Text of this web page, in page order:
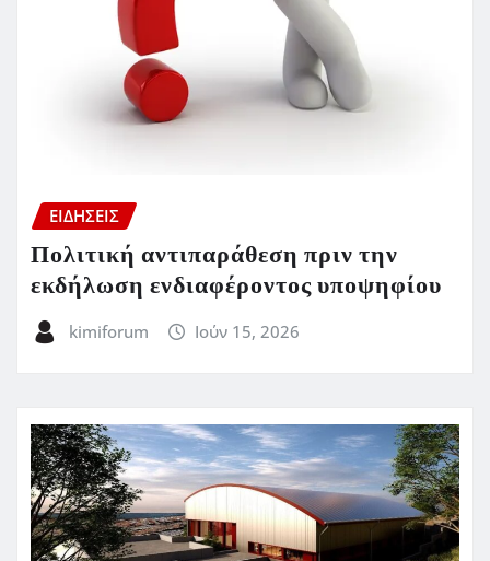
ΕΙΔΗΣΕΙΣ
Πολιτική αντιπαράθεση πριν την
εκδήλωση ενδιαφέροντος υποψηφίου
kimiforum Ιούν 15, 2026